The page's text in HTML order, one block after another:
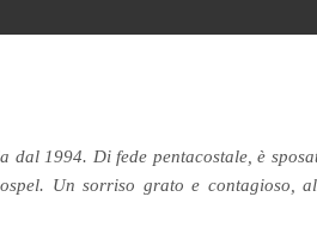
dal 1994. Di fede pentacostale, è
Un sorriso grato e contagioso,